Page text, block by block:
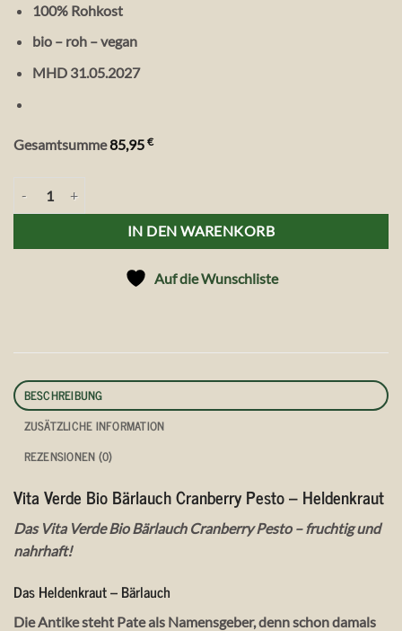
100% Rohkost
bio – roh – vegan
MHD 31.05.2027
Gesamtsumme85,95 €
IN DEN WARENKORB
Auf die Wunschliste
BESCHREIBUNG
ZUSÄTZLICHE INFORMATION
REZENSIONEN (0)
Vita Verde Bio Bärlauch Cranberry Pesto – Heldenkraut
Das Vita Verde Bio Bärlauch Cranberry Pesto – fruchtig und
nahrhaft!
Das Heldenkraut – Bärlauch
Die Antike steht Pate als Namensgeber, denn schon damals